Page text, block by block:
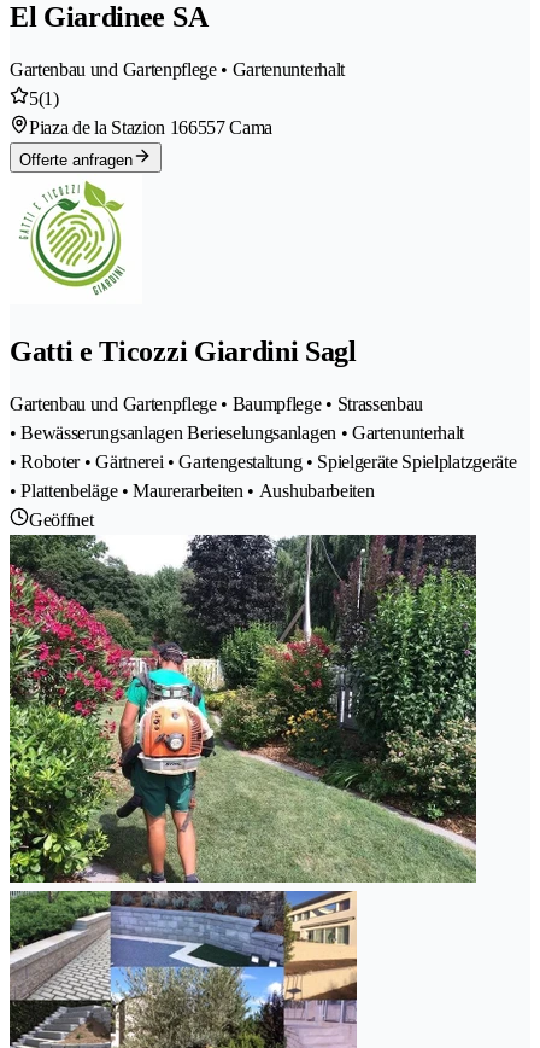
El Giardinee SA
Gartenbau und Gartenpflege • Gartenunterhalt
5(1)
Piaza de la Stazion 166557 Cama
Offerte anfragen
Gatti e Ticozzi Giardini Sagl
Gartenbau und Gartenpflege • Baumpflege • Strassenbau
• Bewässerungsanlagen Berieselungsanlagen • Gartenunterhalt
• Roboter • Gärtnerei • Gartengestaltung • Spielgeräte Spielplatzgeräte
• Plattenbeläge • Maurerarbeiten • Aushubarbeiten
Geöffnet